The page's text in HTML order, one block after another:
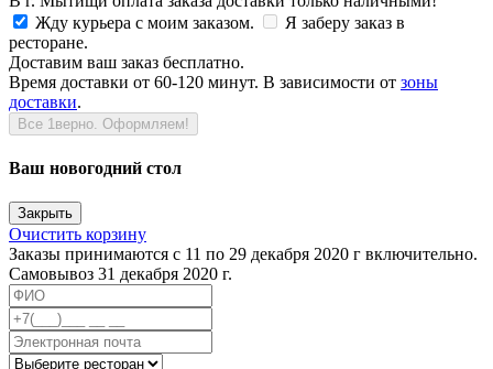
Жду курьера с моим заказом.
Я заберу заказ в
ресторане.
Доставим ваш заказ бесплатно.
Время доставки от 60-120 минут. В зависимости от зоны
доставки.
Все 1верно. Оформляем!
Ваш новогодний стол
Закрыть
Очистить корзину
Заказы принимаются с 11 по 29 декабря 2020 г включительно.
Самовывоз 31 декабря 2020 г.